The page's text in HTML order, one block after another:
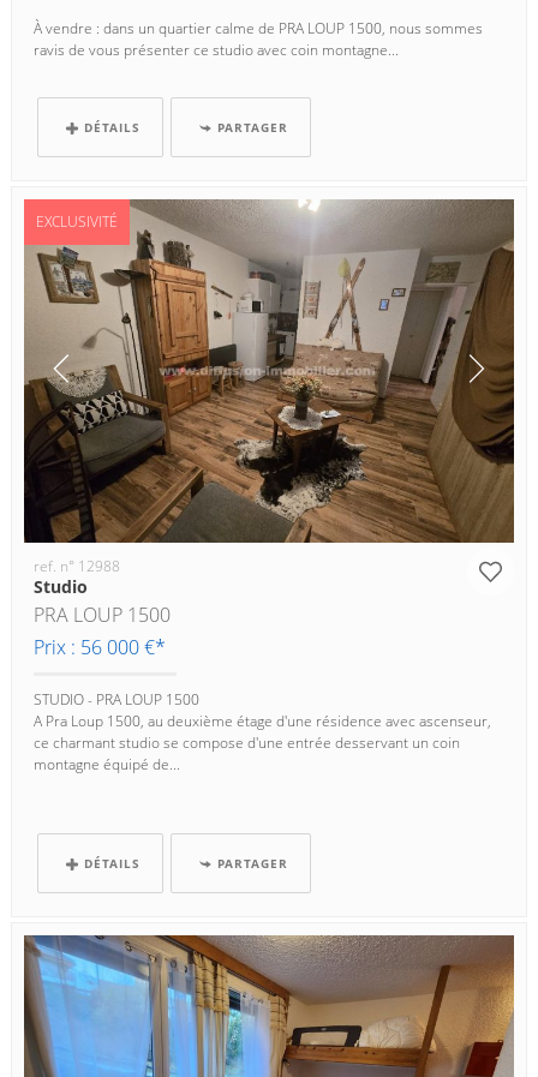
À vendre : dans un quartier calme de PRA LOUP 1500, nous sommes
ravis de vous présenter ce studio avec coin montagne...
DÉTAILS PARTAGER
EXCLUSIVITÉ
ref. n° 12988
Studio
PRA LOUP 1500
Prix : 56 000 €*
STUDIO - PRA LOUP 1500
A Pra Loup 1500, au deuxième étage d'une résidence avec ascenseur,
ce charmant studio se compose d'une entrée desservant un coin
montagne équipé de...
DÉTAILS PARTAGER